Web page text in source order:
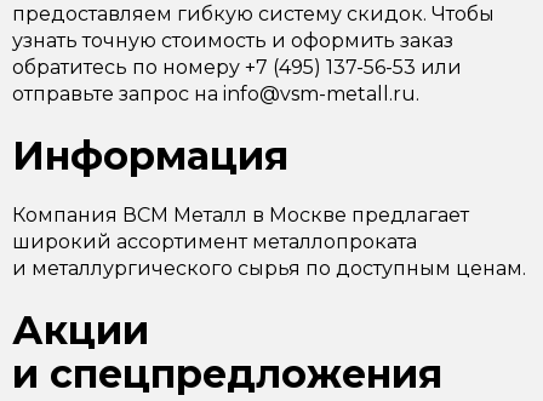
предоставляем гибкую систему скидок. Чтобы
узнать точную стоимость и оформить заказ
обратитесь по номеру +7 (495) 137-56-53 или
отправьте запрос на info@vsm-metall.ru.
Информация
Компания ВСМ Металл в Москве предлагает
широкий ассортимент металлопроката
и металлургического сырья по доступным ценам.
Акции
и спецпредложения